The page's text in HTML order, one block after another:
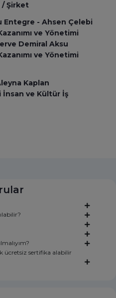
/ Şirket
Entegre - Ahsen Çelebi
ve Yönetimi
Demiral Aksu
ve Yönetimi
Kaplan
İnsan ve Kültür İş
ücretsiz sertifika alabilir